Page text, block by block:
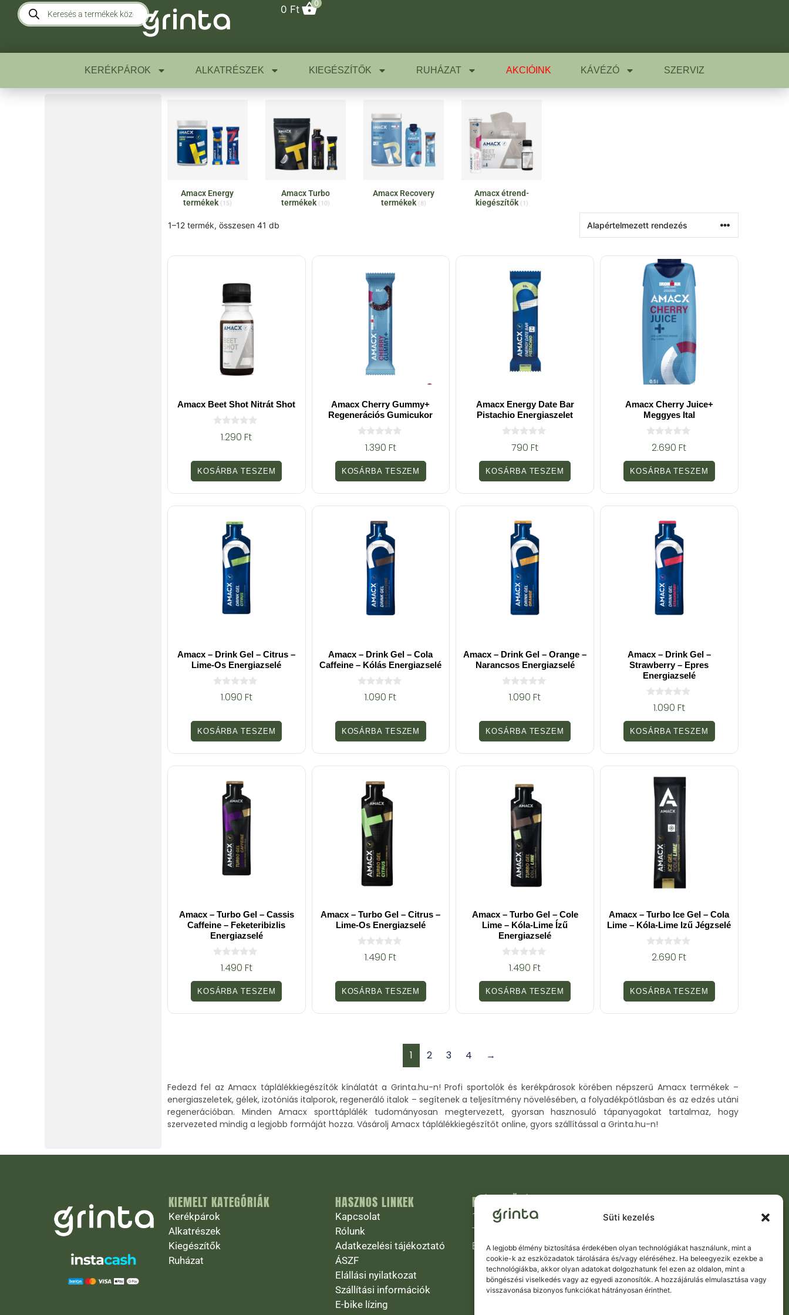
Süti kezelés
A legjobb élmény biztosítása érdekében olyan technológiákat használunk, mint a
cookie-k az eszközadatok tárolására és/vagy eléréséhez. Ha beleegyezik ezekbe a
technológiákba, akkor olyan adatokat dolgozhatunk fel ezen az oldalon, mint a
böngészési viselkedés vagy az egyedi azonosítók. A hozzájárulás elmulasztása vagy
visszavonása bizonyos funkciókat hátrányosan érinthet.
0 Ft
0
KERÉKPÁROK ALKATRÉSZEK KIEGÉSZÍTŐK RUHÁZAT AKCIÓINK KÁVÉZÓ SZERVIZ
Amacx Energy
termékek (15)
Amacx Turbo
termékek (10)
Amacx Recovery
termékek (8)
Amacx étrend-
kiegészítők (1)
1–12 termék, összesen 41 db
Amacx Beet Shot Nitrát Shot
b
ő
1.290Ft
KOSÁRBA TESZEM
Amacx Cherry Gummy+
Regenerációs Gumicukor
z
5
-
b
ő
1.390 Ft
KOSÁRBA TESZEM
Amacx Energy Date Bar
Pistachio Energiaszelet
z
5
-
b
ő
790Ft
KOSÁRBA TESZEM
Amacx Cherry Juice+
Meggyes Ital
z
5
-
b
ő
2.690Ft
KOSÁRBA TESZEM
Amacx – Drink Gel – Citrus –
Lime-Os Energiazselé
b
ő
1.090 Ft
KOSÁRBA TESZEM
Amacx – Drink Gel – Cola
Caffeine – Kólás Energiazselé
b
ő
1.090Ft
KOSÁRBA TESZEM
Amacx – Drink Gel – Orange –
Narancsos Energiazselé
b
ő
1.090Ft
KOSÁRBA TESZEM
Amacx – Drink Gel –
Strawberry – Epres
Energiazselé
z
5
-
b
ő
1.090 Ft
KOSÁRBA TESZEM
Amacx – Turbo Gel – Cassis
Caffeine – Feketeribizlis
Energiazselé
z
5
-
b
ő
1.490 Ft
KOSÁRBA TESZEM
Amacx – Turbo Gel – Citrus –
Lime-Os Energiazselé
b
ő
1.490Ft
KOSÁRBA TESZEM
Amacx – Turbo Gel – Cole
Lime – Kóla-Lime Ízű
Energiazselé
z
5
-
b
ő
1.490Ft
KOSÁRBA TESZEM
Amacx – Turbo Ice Gel – Cola
Lime – Kóla-Lime Izű Jégzselé
b
ő
2.690Ft
KOSÁRBA TESZEM
1 2 3 4 →
Fedezd fel az Amacx táplálékkiegészítők kínálatát a Grinta.hu-n! Profi sportolók és kerékpárosok körében népszerű Amacx termékek –
energiaszeletek, gélek, izotóniás italporok, regeneráló italok – segítenek a teljesítmény növelésében, a folyadékpótlásban és az edzés utáni
regenerációban. Minden Amacx sporttáplálék tudományosan megtervezett, gyorsan hasznosuló tápanyagokat tartalmaz, hogy
szervezeted mindig a legjobb formáját hozza. Vásárolj Amacx táplálékkiegészítőt online, gyors szállítással a Grinta.hu-n!
KIEMELT KATEGÓRIÁK
Kerékpárok
Alkatrészek
Kiegészítők
Ruházat
HASZNOS LINKEK
Kapcsolat
Rólunk
Adatkezelési tájékoztató
ÁSZF
Elállási nyilatkozat
Szállítási információk
E-bike lízing
ELÉRHETŐSÉGEK
1027 Budapest, Horvát utca 2-12
Telefonszám:
Email:info@grintabike.hu